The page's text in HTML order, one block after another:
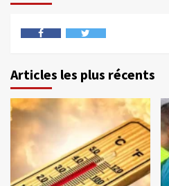
Articles les plus récents